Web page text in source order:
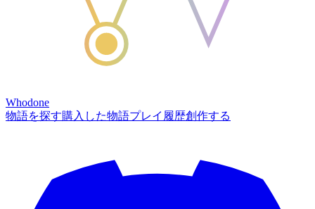
Whodone
物語を探す購入した物語プレイ履歴創作する